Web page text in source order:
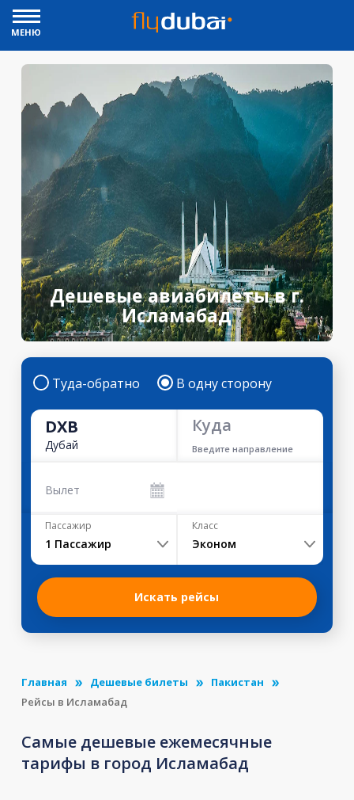
МЕНЮ
Дешевые авиабилеты в г.
Исламабад
Туда-обратно В одну сторону
DXB
Дубай
Куда
Введите направление
Вылет
Пассажир
1 Пассажир
Класс
Эконом
Искать рейсы
Главная Дешевые билеты
Пакистан
Рейсы в Исламабад
Самые дешевые ежемесячные
тарифы в город Исламабад